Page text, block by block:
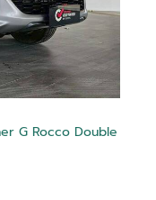
G Rocco Double